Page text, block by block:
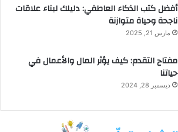
أفضل كتب الذكاء العاطفي: دليلك لبناء علاقات
ناجحة وحياة متوازنة
مارس 21, 2025
مفتاح التقدم: كيف يؤثر المال والأعمال في
حياتنا
ديسمبر 28, 2024